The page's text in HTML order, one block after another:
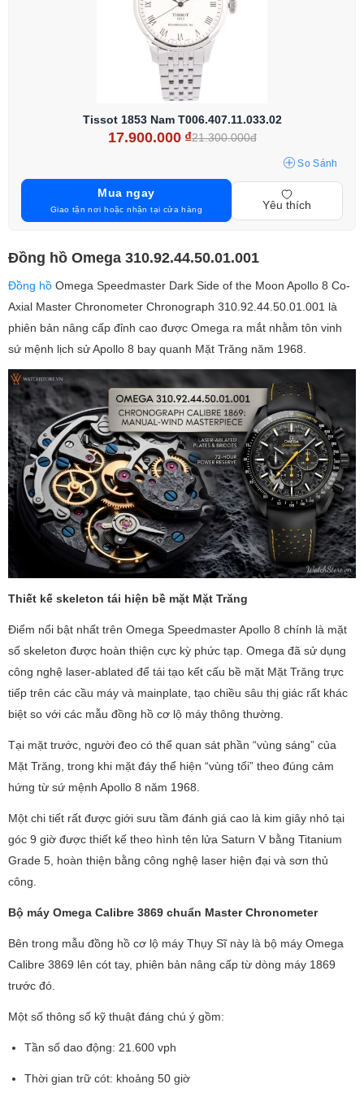
Tissot 1853 Nam T006.407.11.033.02
17.900.000 ₫21.300.000đ
So Sánh
Mua ngay
Giao tận nơi hoặc nhận tại cửa hàng Yêu thích
Đồng hồ Omega 310.92.44.50.01.001
Đồng hồ Omega Speedmaster Dark Side of the Moon Apollo 8 Co-
Axial Master Chronometer Chronograph 310.92.44.50.01.001 là
phiên bản nâng cấp đỉnh cao được Omega ra mắt nhằm tôn vinh
sứ mệnh lịch sử Apollo 8 bay quanh Mặt Trăng năm 1968.
Thiết kế skeleton tái hiện bề mặt Mặt Trăng
Điểm nổi bật nhất trên Omega Speedmaster Apollo 8 chính là mặt
số skeleton được hoàn thiện cực kỳ phức tạp. Omega đã sử dụng
công nghệ laser-ablated để tái tạo kết cấu bề mặt Mặt Trăng trực
tiếp trên các cầu máy và mainplate, tạo chiều sâu thị giác rất khác
biệt so với các mẫu đồng hồ cơ lộ máy thông thường.
Tại mặt trước, người đeo có thể quan sát phần “vùng sáng” của
Mặt Trăng, trong khi mặt đáy thể hiện “vùng tối” theo đúng cảm
hứng từ sứ mệnh Apollo 8 năm 1968.
Một chi tiết rất được giới sưu tầm đánh giá cao là kim giây nhỏ tại
góc 9 giờ được thiết kế theo hình tên lửa Saturn V bằng Titanium
Grade 5, hoàn thiện bằng công nghệ laser hiện đại và sơn thủ
công.
Bộ máy Omega Calibre 3869 chuẩn Master Chronometer
Bên trong mẫu đồng hồ cơ lộ máy Thụy Sĩ này là bộ máy Omega
Calibre 3869 lên cót tay, phiên bản nâng cấp từ dòng máy 1869
trước đó.
Một số thông số kỹ thuật đáng chú ý gồm:
Tần số dao động: 21.600 vph
Thời gian trữ cót: khoảng 50 giờ